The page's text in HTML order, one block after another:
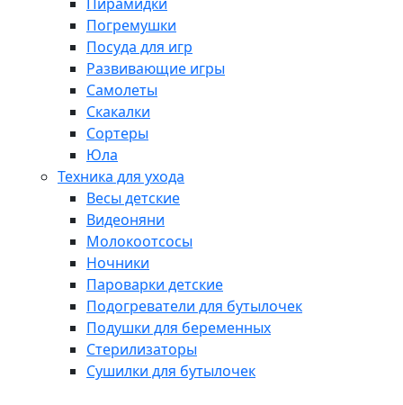
Погремушки
Посуда для игр
Развивающие игры
Самолеты
Скакалки
Сортеры
Юла
Техника для ухода
Весы детские
Видеоняни
Молокоотсосы
Ночники
Пароварки детские
Подогреватели для бутылочек
Подушки для беременных
Стерилизаторы
Сушилки для бутылочек